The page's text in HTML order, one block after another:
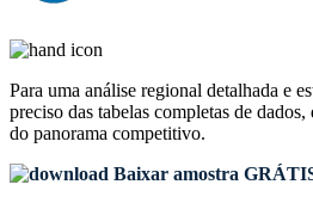
Para uma análise regional detalhada e
preciso das tabelas completas de
do panorama competitivo.
Baixar amostra